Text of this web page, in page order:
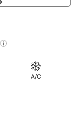
A/C